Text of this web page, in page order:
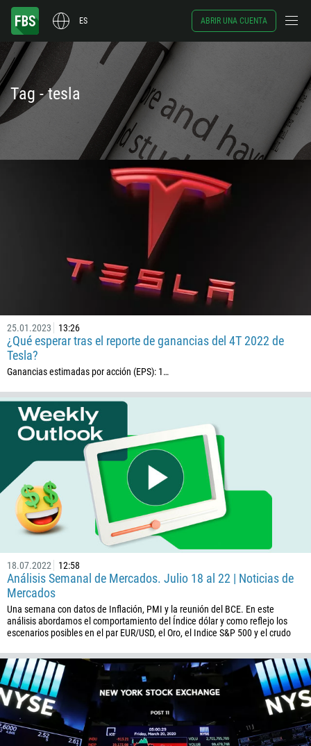
ES ABRIR UNA CUENTA
Tag - tesla
25.01.2023 13:26
¿Qué esperar tras el reporte de ganancias del 4T 2022 de
Tesla?
Ganancias estimadas por acción (EPS): 1…
18.07.2022 12:58
Análisis Semanal de Mercados. Julio 18 al 22 | Noticias de
Mercados
Una semana con datos de Inflación, PMI y la reunión del BCE. En este
análisis abordamos el comportamiento del Índice dólar y como reflejo los
escenarios posibles en el par EUR/USD, el Oro, el Indice S&P 500 y el crudo